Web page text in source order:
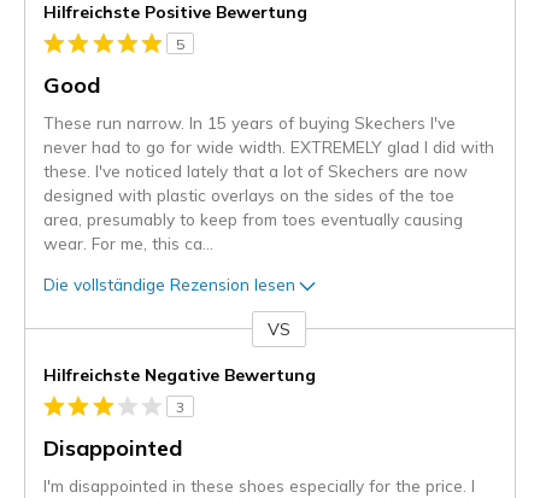
Hilfreichste Positive Bewertung
5
Good
These run narrow. In 15 years of buying Skechers I've
never had to go for wide width. EXTREMELY glad I did with
these. I've noticed lately that a lot of Skechers are now
designed with plastic overlays on the sides of the toe
area, presumably to keep from toes eventually causing
wear. For me, this ca
Die vollständige Rezension lesen
VS
Hilfreichste Negative Bewertung
3
Disappointed
I'm disappointed in these shoes especially for the price. I